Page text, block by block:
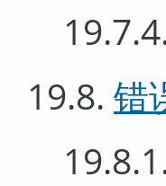
19.8. 错